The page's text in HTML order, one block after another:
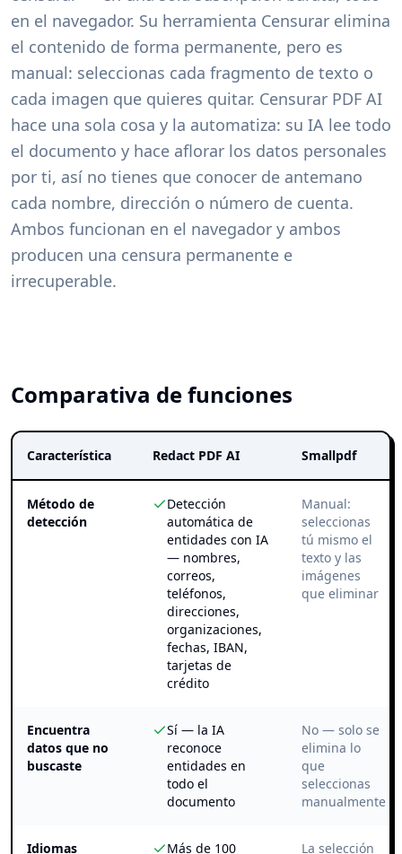
en el navegador. Su herramienta Censurar elimina
el contenido de forma permanente, pero es
manual: seleccionas cada fragmento de texto o
cada imagen que quieres quitar. Censurar PDF AI
hace una sola cosa y la automatiza: su IA lee todo
el documento y hace aflorar los datos personales
por ti, así no tienes que conocer de antemano
cada nombre, dirección o número de cuenta.
Ambos funcionan en el navegador y ambos
producen una censura permanente e
irrecuperable.
Comparativa de funciones
Característica Redact PDF AI Smallpdf
Método de
detección
Detección
automática de
entidades con IA
— nombres,
correos,
teléfonos,
direcciones,
organizaciones,
fechas, IBAN,
tarjetas de
crédito
Manual:
seleccionas
tú mismo el
texto y las
imágenes
que eliminar
Encuentra
datos que no
buscaste
Sí — la IA
reconoce
entidades en
todo el
documento
No — solo se
elimina lo
que
seleccionas
manualmente
Idiomas Más de 100 La selección